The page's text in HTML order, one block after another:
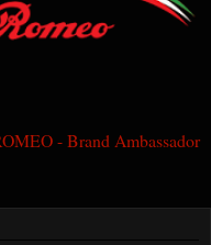
- Brand Ambassador